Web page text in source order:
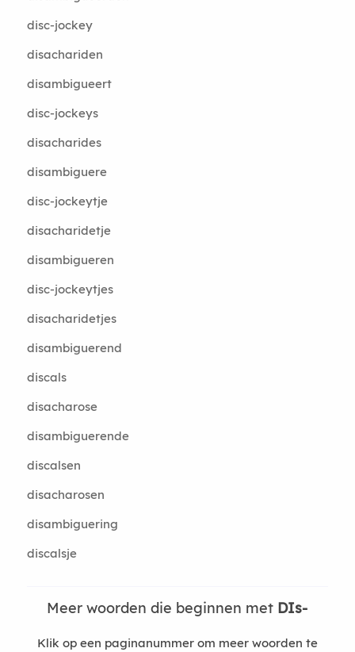
disc-jockey
disachariden
disambigueert
disc-jockeys
disacharides
disambiguere
disc-jockeytje
disacharidetje
disambigueren
disc-jockeytjes
disacharidetjes
disambiguerend
discals
disacharose
disambiguerende
discalsen
disacharosen
disambiguering
discalsje
Meer woorden die beginnen met DIs-
Klik op een paginanummer om meer woorden te